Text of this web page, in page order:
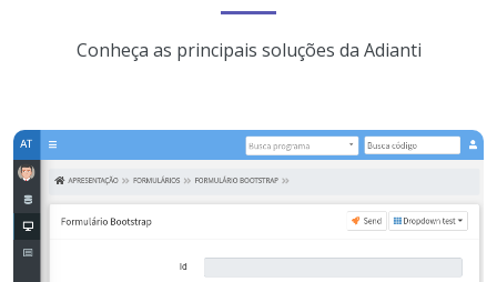
Conheça as principais soluções da Adianti